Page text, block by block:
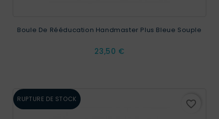
Boule De Rééducation Handmaster Plus Bleue Souple
Prix
23,50 €
RUPTURE DE STOCK favorite_border